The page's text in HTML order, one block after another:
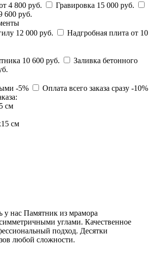
4 800 руб. Гравировка 15 000 руб.
600 руб.
12 000 руб. Надгробная плита от 10
10 600 руб.
Заливка бетонного
-5% Оплата всего заказа сразу -10%
см
см
у нас Памятник из мрамора
углами. Качественное
подход. Десятки
любой сложности.